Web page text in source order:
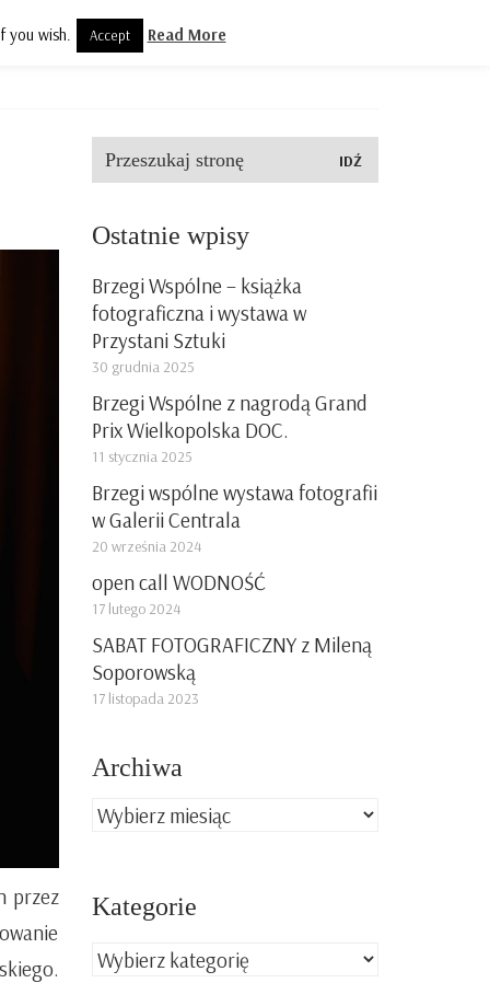
prywatności
przez
Szukaj:
Ostatnie wpisy
Brzegi Wspólne – książka
fotograficzna i wystawa w
Przystani Sztuki
30 grudnia 2025
Brzegi Wspólne z nagrodą Grand
Prix Wielkopolska DOC.
11 stycznia 2025
Brzegi wspólne wystawa fotografii
w Galerii Centrala
20 września 2024
open call WODNOŚĆ
17 lutego 2024
SABAT FOTOGRAFICZNY z Mileną
Soporowską
17 listopada 2023
Archiwa
Archiwa
Kategorie
Kategorie
you wish. Accept Read More